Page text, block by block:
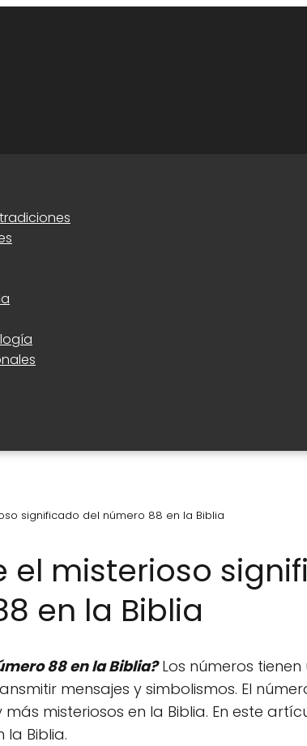
significado del número 88 en la Biblia
el misterioso
en la Biblia
88 en la Biblia?Los números
mensajes y simbolismos. El
misteriosos en la Biblia. En este
la Biblia.